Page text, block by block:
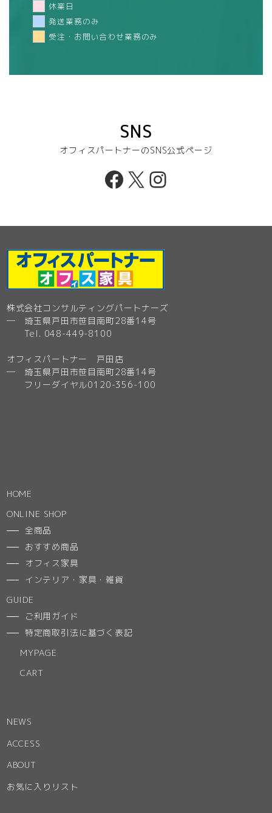
休業日
発送業務のみ
受注・お問い合わせ業務のみ
SNS
オフィスパートナーのSNS公式ページ
Facebook
X Instagram
株式会社コンサルティングパートナーズ
─ 埼玉県戸田市笹目南町28番14号
Tel. 048-449-8100
オフィスパートナー 戸田店
─ 埼玉県戸田市笹目南町28番14号
フリーダイヤル0120-356-100
HOME
ONLINE SHOP
全商品
おすすめ商品
オフィス家具
インテリア・家具・雑貨
GUIDE
ご利用ガイド
特定商取引法に基づく表記
MYPAGE
CART
NEWS
ACCESS
ABOUT
お気に入りリスト